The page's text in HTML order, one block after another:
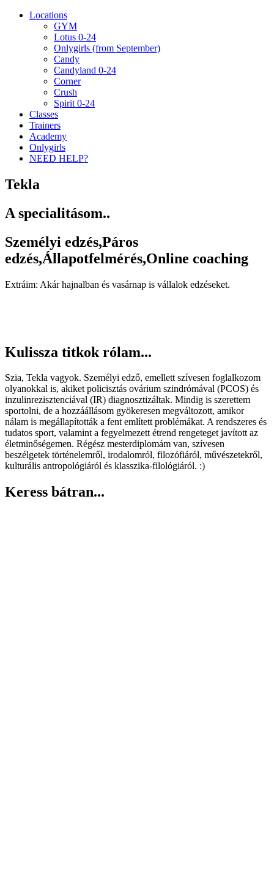
Locations
GYM
Lotus 0-24
Onlygirls (from September)
Candy
Candyland 0-24
Corner
Crush
Spirit 0-24
Classes
Trainers
Academy
Onlygirls
NEED HELP?
Tekla
A specialitásom..
Személyi edzés,Páros
edzés,Állapotfelmérés,Online coaching
Extráim: Akár hajnalban és vasárnap is vállalok edzéseket.
Kulissza titkok rólam...
Szia, Tekla vagyok. Személyi edző, emellett szívesen foglalkozom
olyanokkal is, akiket policisztás ovárium szindrómával (PCOS) és
inzulinrezisztenciával (IR) diagnosztizáltak. Mindig is szerettem
sportolni, de a hozzáállásom gyökeresen megváltozott, amikor
nálam is megállapították a fent említett problémákat. A rendszeres és
tudatos sport, valamint a fegyelmezett étrend rengeteget javított az
életminőségemen. Régész mesterdiplomám van, szívesen
beszélgetek történelemről, irodalomról, filozófiáról, művészetekről,
kulturális antropológiáról és klasszika-filológiáról. :)
Keress bátran...